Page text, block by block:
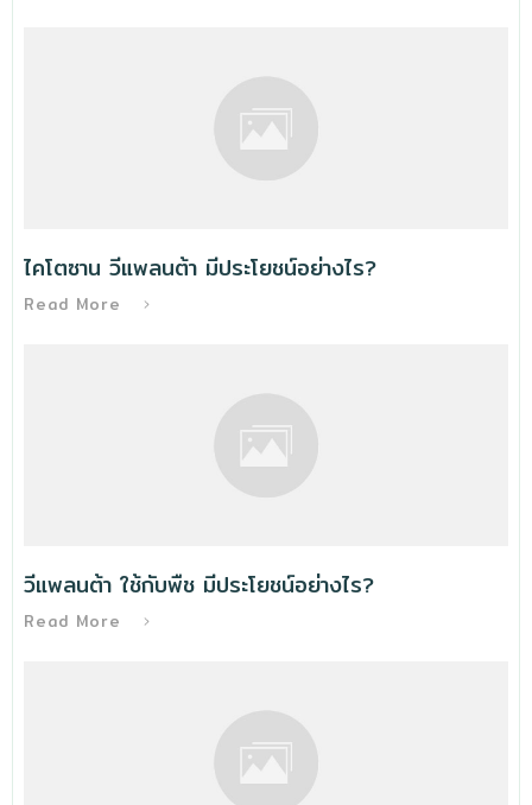
ไคโตซาน วีแพลนต้า มีประโยชน์อย่างไร?
Read More
วีแพลนต้า ใช้กับพืช มีประโยชน์อย่างไร?
Read More